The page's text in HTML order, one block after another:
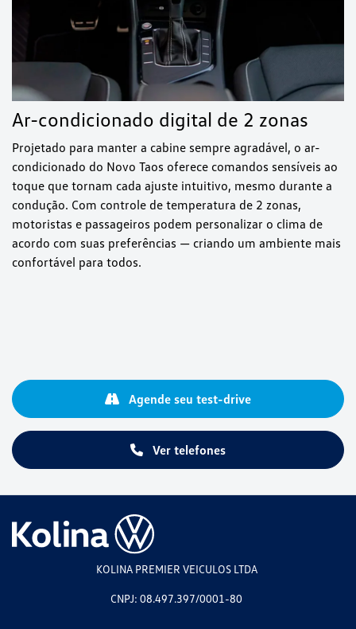
Ar-condicionado digital de 2 zonas
Projetado para manter a cabine sempre agradável, o ar-
condicionado do Novo Taos oferece comandos sensíveis ao
toque que tornam cada ajuste intuitivo, mesmo durante a
condução. Com controle de temperatura de 2 zonas,
motoristas e passageiros podem personalizar o clima de
acordo com suas preferências — criando um ambiente mais
confortável para todos.
Ver telefones
Agende seu test-drive
KOLINA PREMIER VEICULOS LTDA
CNPJ: 08.497.397/0001-80